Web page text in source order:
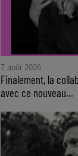
7 août 2026
Finalement, la
avec ce nouveau...